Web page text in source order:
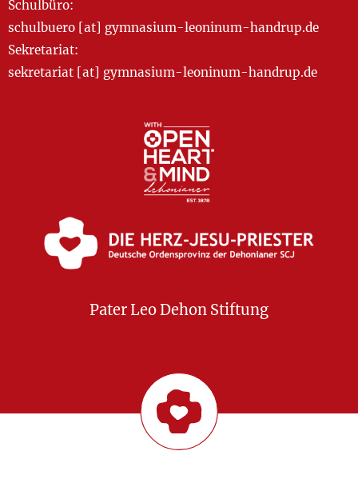
Schulbüro:
schulbuero [at] gymnasium-leoninum-handrup.de
Sekretariat:
sekretariat [at] gymnasium-leoninum-handrup.de
Pater Leo Dehon Stiftung